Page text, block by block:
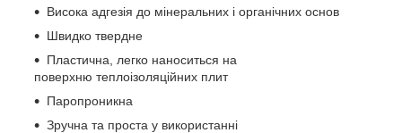
Висока адгезія до мінеральних і органічних основ
Швидко твердне
Пластична, легко наноситься на
поверхню теплоізоляційних плит
Паропроникна
Зручна та проста у використанні